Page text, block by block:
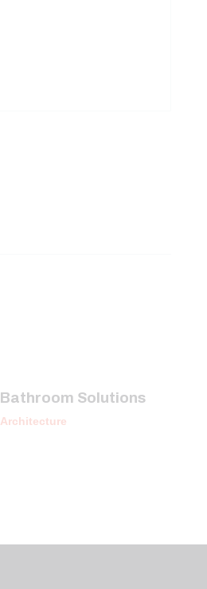
Bathroom Solutions
Architecture